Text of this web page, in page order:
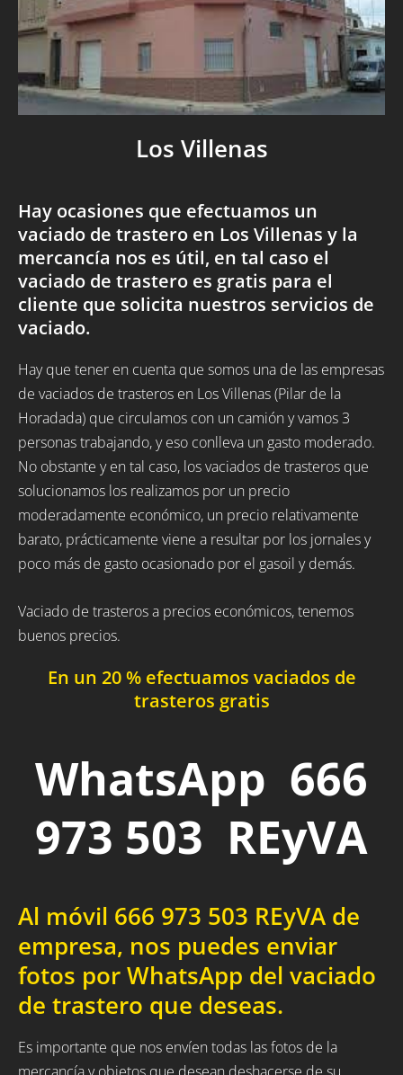
Los Villenas
Hay ocasiones que efectuamos un
vaciado de trastero en Los Villenas y la
mercancía nos es útil, en tal caso el
vaciado de trastero es gratis para el
cliente que solicita nuestros servicios de
vaciado.
Hay que tener en cuenta que somos una de las empresas
de vaciados de trasteros en Los Villenas (Pilar de la
Horadada) que circulamos con un camión y vamos 3
personas trabajando, y eso conlleva un gasto moderado.
No obstante y en tal caso, los vaciados de trasteros que
solucionamos los realizamos por un precio
moderadamente económico, un precio relativamente
barato, prácticamente viene a resultar por los jornales y
poco más de gasto ocasionado por el gasoil y demás.
Vaciado de trasteros a precios económicos, tenemos
buenos precios.
En un 20 % efectuamos vaciados de
trasteros gratis
WhatsApp 666
973 503 REyVA
Al móvil 666 973 503 REyVA de
empresa, nos puedes enviar
fotos por WhatsApp del vaciado
de trastero que deseas.
Es importante que nos envíen todas las fotos de la